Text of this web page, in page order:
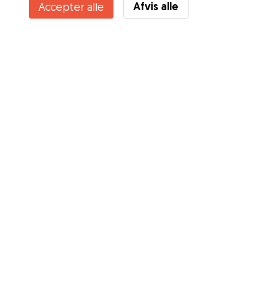
Kender du Gudogs fordele? Se mere
Accepter alle Afvis alle